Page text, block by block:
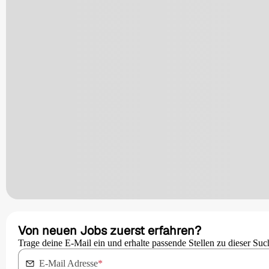
Von neuen Jobs zuerst erfahren?
Trage deine E-Mail ein und erhalte passende Stellen zu dieser
E-Mail Adresse*